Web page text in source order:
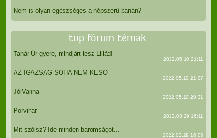
Nem is olyan egészséges a népszerű banán?
top fórum témák:
Tanár Úr gyere, mindjárt lesz Lillád!
2022.05.10 21:11
AZ IGAZSÁG SOHA NEM KÉSŐ
2022.05.10 21:07
JólVanna
2022.05.10 20:31
Porvihar
2022.03.29 16:11
Mit szólsz? Ide minden baromságot...
2022.03.29 16:06